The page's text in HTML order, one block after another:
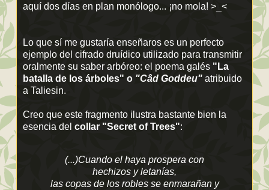
aquí dos días en plan monólogo... ¡no mola! >_<
Lo que sí me gustaría enseñaros es un perfecto
ejemplo del cifrado druídico utilizado para transmitir
oralmente su saber arbóreo: el poema galés "La
batalla de los árboles" o "Câd Goddeu" atribuido
a Taliesin.
Creo que este fragmento ilustra bastante bien la
esencia del collar "Secret of Trees":
(...)Cuando el haya prospera con
hechizos y letanías,
las copas de los robles se enmarañan y